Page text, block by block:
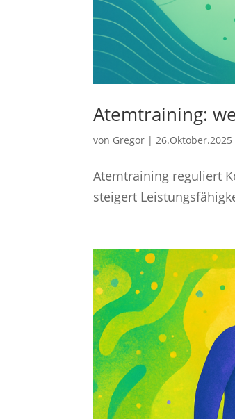
Atemtraining:
von Gregor | 26.Oktober.2025
Atemtraining reguliert
steigert